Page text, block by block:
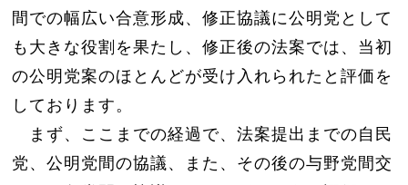
間での幅広い合意形成、修正協議に公明党として
も大きな役割を果たし、修正後の法案では、当初
の公明党案のほとんどが受け入れられたと評価を
しております。
まず、ここまでの経過で、法案提出までの自民
党、公明党間の協議、また、その後の与野党間交